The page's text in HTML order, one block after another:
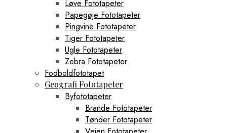
Løve Fototapeter
Papegøje Fototapeter
Pingvine Fototapeter
Tiger Fototapeter
Ugle Fototapeter
Zebra Fototapeter
Fodboldfototapet
Geografi Fototapeter
Byfototapeter
Brande Fototapeter
Tønder Fototapeter